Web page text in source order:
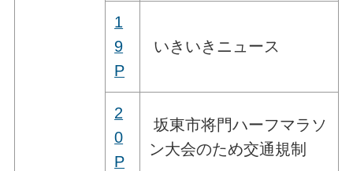
1
9
P
いきいきニュース
2
0
P
坂東市将門ハーフマラソ
ン大会のため交通規制